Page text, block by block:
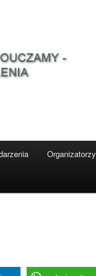
Organizatorzy